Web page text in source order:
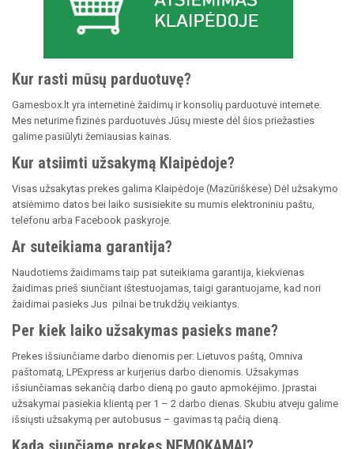
Kur rasti mūsų parduotuvę?
Gamesbox.lt yra internetinė žaidimų ir konsolių parduotuvė internete.
Mes neturime fizinės parduotuvės Jūsų mieste dėl šios priežasties
galime pasiūlyti žemiausias kainas.
Kur atsiimti užsakymą Klaipėdoje?
Visas užsakytas prekes galima Klaipėdoje (Mazūriškėse) Dėl užsakymo
atsiėmimo datos bei laiko susisiekite su mumis elektroniniu paštu,
telefonu arba Facebook paskyroje.
Ar suteikiama garantija?
Naudotiems žaidimams taip pat suteikiama garantija, kiekvienas
žaidimas prieš siunčiant ištestuojamas, taigi garantuojame, kad nori
žaidimai pasieks Jus pilnai be trukdžių veikiantys.
Per kiek laiko užsakymas pasieks mane?
Prekes išsiunčiame darbo dienomis per: Lietuvos paštą, Omniva
paštomatą, LPExpress ar kurjerius darbo dienomis. Užsakymas
išsiunčiamas sekančią darbo dieną po gauto apmokėjimo. Įprastai
užsakymai pasiekia klientą per 1 – 2 darbo dienas. Skubiu atveju galime
išsiųsti užsakymą per autobusus – gavimas tą pačią dieną.